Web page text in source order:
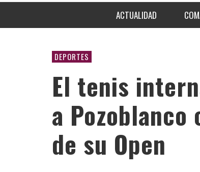
ACTUALIDAD
DEPORTES
El tenis
a Pozoblanco
de su Open